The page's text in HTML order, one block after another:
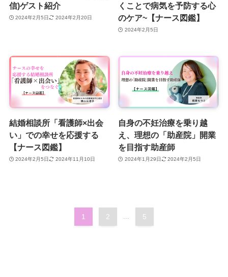
信)ゲスト紹介
2024年2月5日 2024年2月20日
くことで病気を予防する心
のケア~【ナース図鑑】
2024年2月5日
結婚相談所「看護師×出会
い」での幸せを応援する
【ナース図鑑】
2024年2月5日 2024年11月10日
自身の不妊治療を乗り越
え、理想の「助産院」開業
を目指す助産師
2024年1月29日 2024年2月5日
1 2 ... 5